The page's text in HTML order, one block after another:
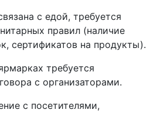
с едой, требуется
правил (наличие
сертификатов на продукты).
требуется
с организаторами.
с посетителями,